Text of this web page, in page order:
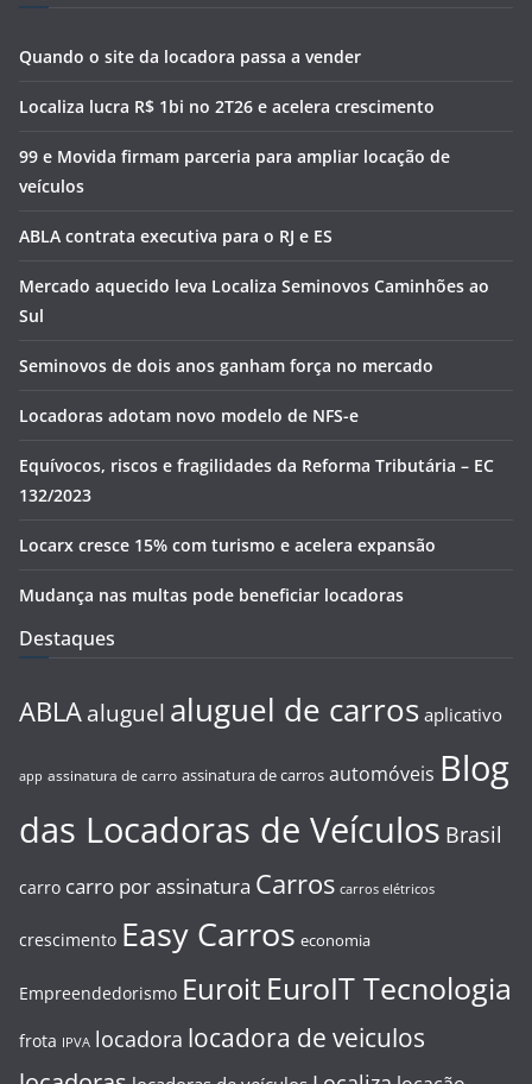
Quando o site da locadora passa a vender
Localiza lucra R$ 1bi no 2T26 e acelera crescimento
99 e Movida firmam parceria para ampliar locação de
veículos
ABLA contrata executiva para o RJ e ES
Mercado aquecido leva Localiza Seminovos Caminhões ao
Sul
Seminovos de dois anos ganham força no mercado
Locadoras adotam novo modelo de NFS-e
Equívocos, riscos e fragilidades da Reforma Tributária – EC
132/2023
Locarx cresce 15% com turismo e acelera expansão
Mudança nas multas pode beneficiar locadoras
Destaques
ABLA aluguel aluguel de carros aplicativo
app assinatura de carro assinatura de carros automóveis Blog
das Locadoras de Veículos Brasil
carro carro por assinatura Carros carros elétricos
crescimento Easy Carros economia
Empreendedorismo Euroit EuroIT Tecnologia
frota IPVA locadora locadora de veiculos